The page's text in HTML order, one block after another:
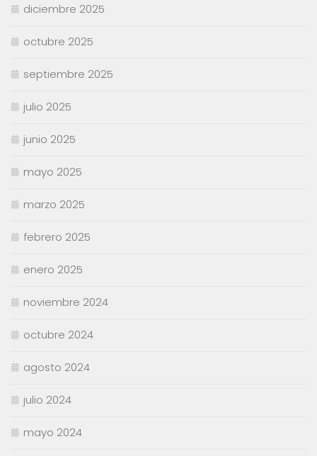
diciembre 2025
octubre 2025
septiembre 2025
julio 2025
junio 2025
mayo 2025
marzo 2025
febrero 2025
enero 2025
noviembre 2024
octubre 2024
agosto 2024
julio 2024
mayo 2024